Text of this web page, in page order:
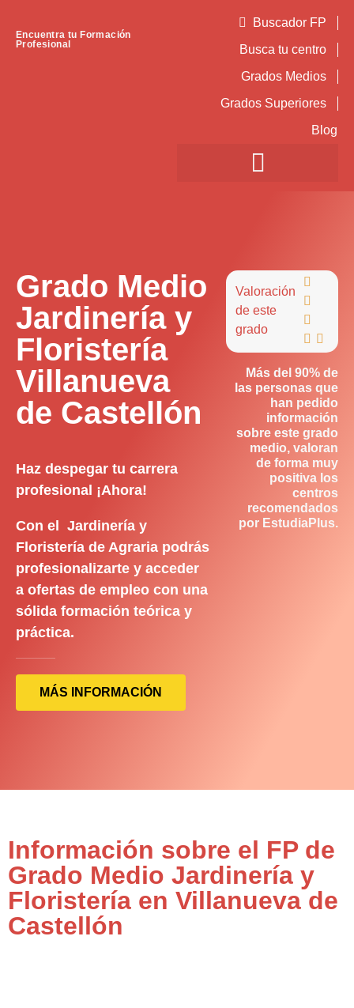
Encuentra tu Formación
Profesional
Buscador FP
Busca tu centro
Grados Medios
Grados Superiores
Blog
Grado Medio
Jardinería y
Floristería
Villanueva
de Castellón
Haz despegar tu carrera
profesional ¡Ahora!
Con el Jardinería y
Floristería de Agraria podrás
profesionalizarte y acceder
a ofertas de empleo con una
sólida formación teórica y
práctica.
MÁS INFORMACIÓN
Valoración
de este
grado



 
Más del 90% de
las personas que
han pedido
información
sobre este grado
medio, valoran
de forma muy
positiva los
centros
recomendados
por EstudiaPlus.
Información sobre el FP de
Grado Medio Jardinería y
Floristería en Villanueva de
Castellón